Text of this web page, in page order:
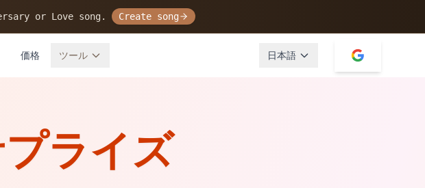
or Love song. Create song
価格 ツール 日本語
ライズ